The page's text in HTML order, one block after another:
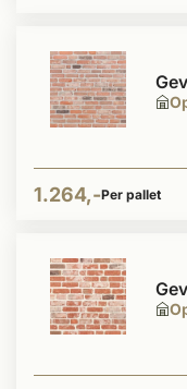
1.264,-Per pallet